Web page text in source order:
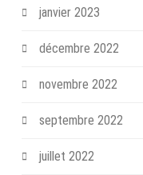
janvier 2023
décembre 2022
novembre 2022
septembre 2022
juillet 2022